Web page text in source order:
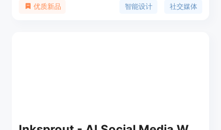
化了设计流程，提高了设计效率，使得即使是设计新
优质新品 智能设计 社交媒体